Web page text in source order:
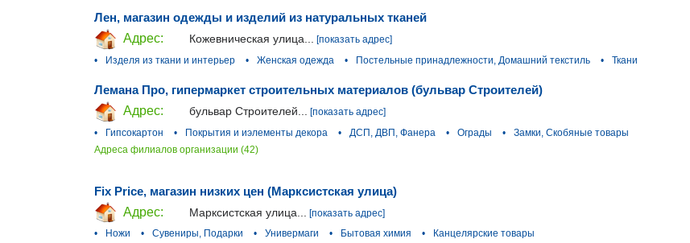
Лен, магазин одежды и изделий из натуральных тканей
Адрес:
Кожевническая улица...
[показать адрес]
•
Изделя из ткани и интерьер • Женская одежда • Постельные принадлежности, Домашний текстиль • Ткани
Лемана Про, гипермаркет строительных материалов (бульвар Строителей)
Адрес:
бульвар Строителей...
[показать адрес]
•
Гипсокартон • Покрытия и иэлементы декора • ДСП, ДВП, Фанера • Ограды •
Замки, Скобяные товары
Адреса филиалов организации (42)
Fix Price, магазин низких цен (Марксистская улица)
Адрес:
Марксистская улица...
[показать адрес]
•
Ножи • Сувениры, Подарки • Универмаги • Бытовая химия •
Канцелярские товары